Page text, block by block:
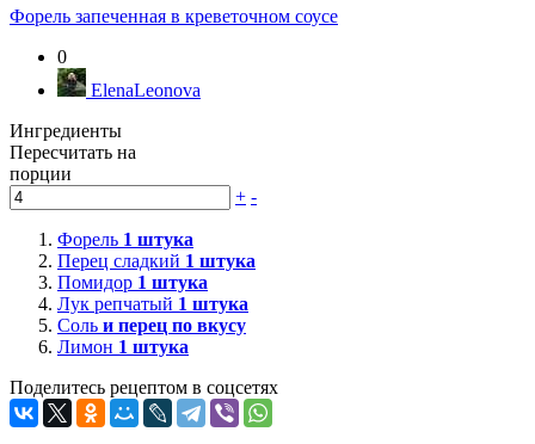
Форель запеченная в креветочном соусе
0
ElenaLeonova
Ингредиенты
Пересчитать на
порции
+ -
Форель 1 штука
Перец сладкий 1 штука
Помидор 1 штука
Лук репчатый 1 штука
Соль и перец по вкусу
Лимон 1 штука
Поделитесь рецептом в соцсетях